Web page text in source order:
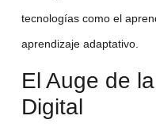
tecnologías como el
aprendizaje adaptativo.
El Auge de
Digital